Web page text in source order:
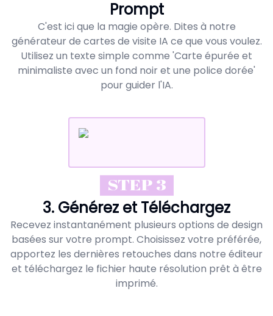
Prompt
C'est ici que la magie opère. Dites à notre
générateur de cartes de visite IA ce que vous voulez.
Utilisez un texte simple comme 'Carte épurée et
minimaliste avec un fond noir et une police dorée'
pour guider l'IA.
STEP 3
3. Générez et Téléchargez
Recevez instantanément plusieurs options de design
basées sur votre prompt. Choisissez votre préférée,
apportez les dernières retouches dans notre éditeur
et téléchargez le fichier haute résolution prêt à être
imprimé.